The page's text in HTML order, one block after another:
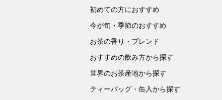
初めての方におすすめ
今が旬・季節のおすすめ
お茶の香り・ブレンド
おすすめの飲み方から探す
世界のお茶産地から探す
ティーバッグ・缶入から探す